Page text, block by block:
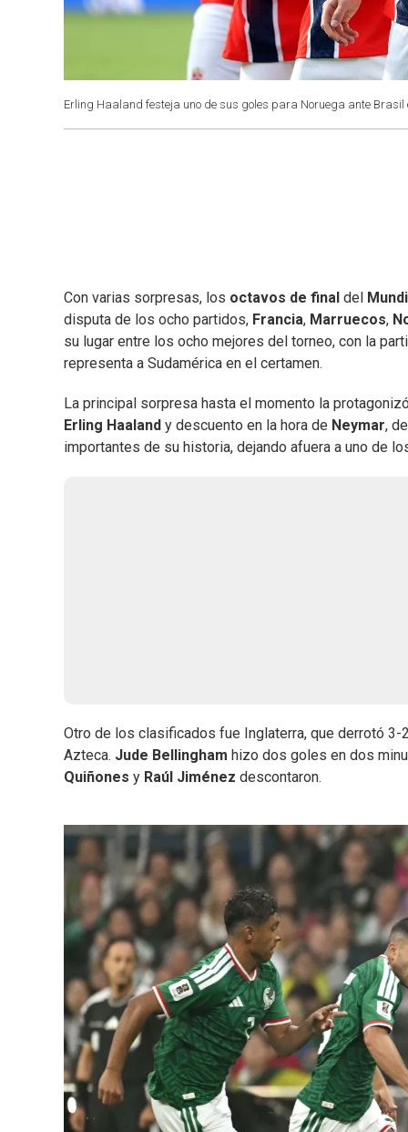
Erling Haaland festeja uno de sus goles para Noruega ante Brasil
Con varias sorpresas, los octavos de final del
disputa de los ocho partidos, Francia, Marruecos,
su lugar entre los ocho mejores del torneo, con la
representa a Sudamérica en el certamen.
La principal sorpresa hasta el momento la protagonizó
Erling Haaland y descuento en la hora de Neymar,
importantes de su historia, dejando afuera a uno de
Otro de los clasificados fue Inglaterra, que derrotó
Azteca. Jude Bellingham hizo dos goles en dos
Quiñones y Raúl Jiménez descontaron.